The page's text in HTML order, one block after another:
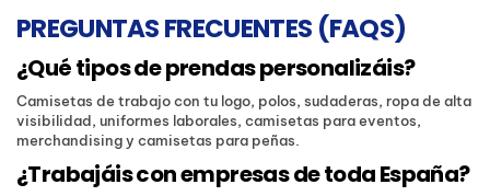
PREGUNTAS FRECUENTES (FAQS)
¿Qué tipos de prendas personalizáis?
Camisetas de trabajo con tu logo, polos, sudaderas, ropa de alta
visibilidad, uniformes laborales, camisetas para eventos,
merchandising y camisetas para peñas.
¿Trabajáis con empresas de toda España?